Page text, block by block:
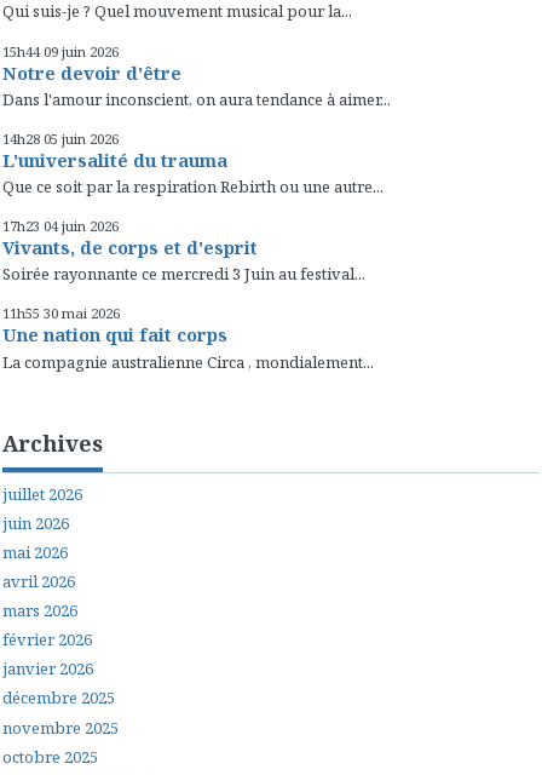
Qui suis-je ? Quel mouvement musical pour la...
15h44 09 juin 2026
Notre devoir d'être
Dans l'amour inconscient, on aura tendance à aimer...
14h28 05 juin 2026
L'universalité du trauma
Que ce soit par la respiration Rebirth ou une autre...
17h23 04 juin 2026
Vivants, de corps et d'esprit
Soirée rayonnante ce mercredi 3 Juin au festival...
11h55 30 mai 2026
Une nation qui fait corps
La compagnie australienne Circa , mondialement...
Archives
juillet 2026
juin 2026
mai 2026
avril 2026
mars 2026
février 2026
janvier 2026
décembre 2025
novembre 2025
octobre 2025